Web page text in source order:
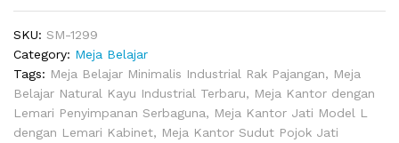
SKU: SM-1299
Category: Meja Belajar
Tags: Meja Belajar Minimalis Industrial Rak Pajangan, Meja
Belajar Natural Kayu Industrial Terbaru, Meja Kantor dengan
Lemari Penyimpanan Serbaguna, Meja Kantor Jati Model L
dengan Lemari Kabinet, Meja Kantor Sudut Pojok Jati